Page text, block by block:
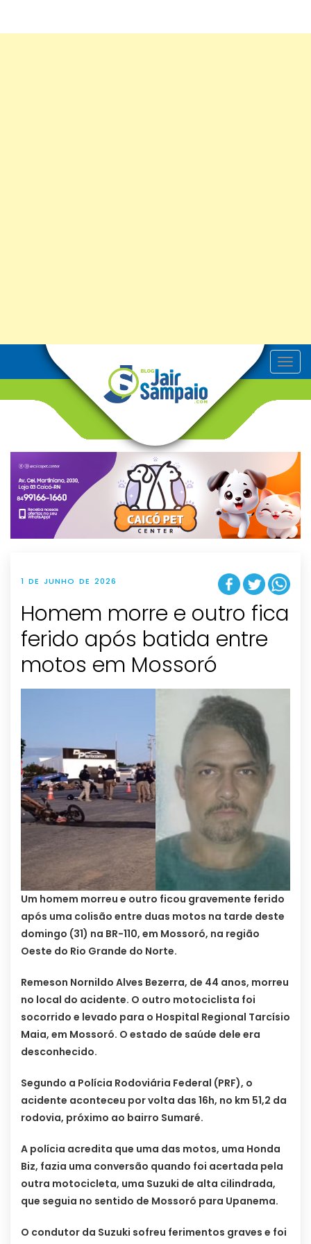
T
o
v
g
t
i
o
n
1 DE JUNHO DE 2026
Homem morre e outro fica
ferido após batida entre
motos em Mossoró
Um homem morreu e outro ficou gravemente ferido
após uma colisão entre duas motos na tarde deste
domingo (31) na BR-110, em Mossoró, na região
Oeste do Rio Grande do Norte.
Remeson Nornildo Alves Bezerra, de 44 anos, morreu
no local do acidente. O outro motociclista foi
socorrido e levado para o Hospital Regional Tarcísio
Maia, em Mossoró. O estado de saúde dele era
desconhecido.
Segundo a Polícia Rodoviária Federal (PRF), o
acidente aconteceu por volta das 16h, no km 51,2 da
rodovia, próximo ao bairro Sumaré.
A polícia acredita que uma das motos, uma Honda
Biz, fazia uma conversão quando foi acertada pela
outra motocicleta, uma Suzuki de alta cilindrada,
que seguia no sentido de Mossoró para Upanema.
O condutor da Suzuki sofreu ferimentos graves e foi